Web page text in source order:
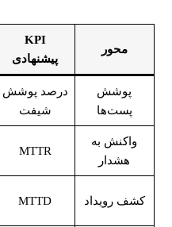
محور
KPI
پیشنهادی
پوشش
پست‌ها
درصد پوشش
شیفت
واکنش به
هشدار
MTTR
کشف رویداد MTTD